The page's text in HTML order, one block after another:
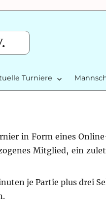
Turniere
in Form eines
Mitglied, ein
je Partie plus drei